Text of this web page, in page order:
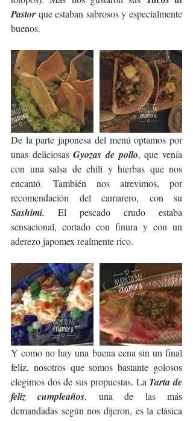
Pastor que estaban sabrosos y especialmente
buenos.
De la parte japonesa del menú optamos por
unas deliciosas Gyozas de pollo, que venía
con una salsa de chili y hierbas que nos
encantó. También nos atrevimos, por
Sashimi. El pescado crudo estaba
sensacional, cortado con finura y con un
aderezo japomex realmente rico.
Y como no hay una buena cena sin un final
feliz, nosotros que somos bastante golosos
elegimos dos de sus propuestas. La Tarta de
feliz cumpleaños, una de las más
demandadas según nos dijeron, es la clásica